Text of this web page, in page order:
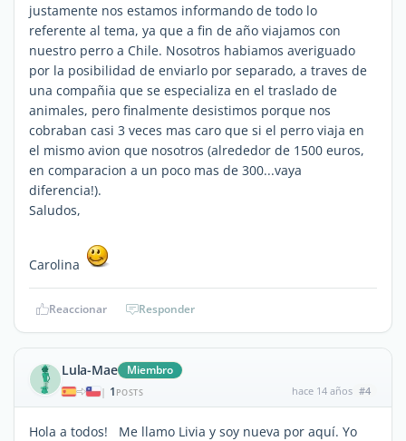
justamente nos estamos informando de todo lo
referente al tema, ya que a fin de año viajamos con
nuestro perro a Chile. Nosotros habiamos averiguado
por la posibilidad de enviarlo por separado, a traves de
una compañia que se especializa en el traslado de
animales, pero finalmente desistimos porque nos
cobraban casi 3 veces mas caro que si el perro viaja en
el mismo avion que nosotros (alrededor de 1500 euros,
en comparacion a un poco mas de 300...vaya
diferencia!).
Saludos,
Carolina
Reaccionar Responder
Lula-Mae Miembro
| 1 POSTS hace 14 años #4
Hola a todos! Me llamo Livia y soy nueva por aquí. Yo